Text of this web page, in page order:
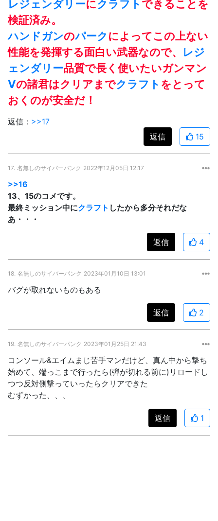
レジェンダリーにクラフト できることを
検証済み。
ハンドガンのパーク によってこの上ない
性能を発揮する面白い武器なので、
レジ
ェンダリー品質で長く使いたいガンマン
Vの諸君はクリアまでクラフト をとって
おくのが安全だ！
返信： >>17
返信
15
17. 名無しのサイバーパンク 2022年12月05日 12:17
>>16
13、15のコメです。
最終ミッション中にクラフト したから多分それだな
あ・・・
返信 4
18. 名無しのサイバーパンク 2023年01月10日 13:01
バグが取れないものもある
返信 2
19. 名無しのサイバーパンク 2023年01月25日 21:43
コンソール&エイムまじ苦手マンだけど、真ん中から撃ち
始めて、端っこまで行ったら(弾が切れる前に)リロードし
つつ反対側撃っていったらクリアできた
むずかった、、、
返信 1